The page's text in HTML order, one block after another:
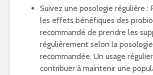
Suivez une posologie régulière :
les effets bénéfiques des
recommandé de prendre les
régulièrement selon la posologie
recommandée. Un usage
contribuer à maintenir une